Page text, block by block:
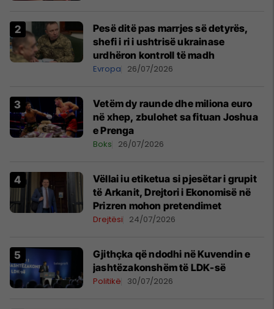
Pesë ditë pas marrjes së detyrës,
shefi i ri i ushtrisë ukrainase
urdhëron kontroll të madh
Evropa 26/07/2026
Vetëm dy raunde dhe miliona euro
në xhep, zbulohet sa fituan Joshua
e Prenga
Boks 26/07/2026
Vëllai iu etiketua si pjesëtar i grupit
të Arkanit, Drejtori i Ekonomisë në
Prizren mohon pretendimet
Drejtësi 24/07/2026
Gjithçka që ndodhi në Kuvendin e
jashtëzakonshëm të LDK-së
Politikë 30/07/2026